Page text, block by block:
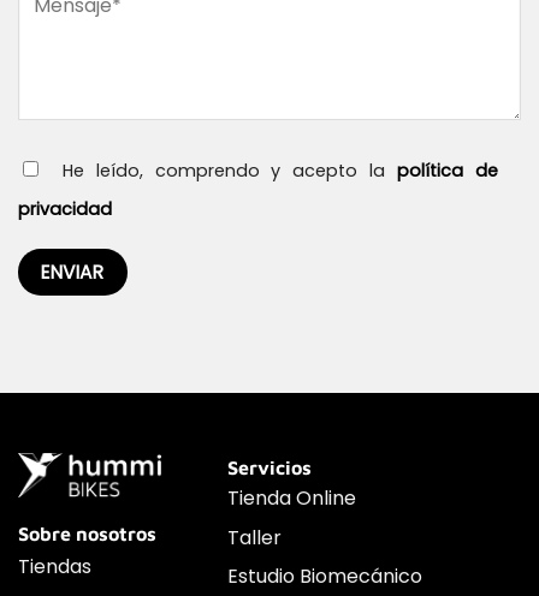
He leído, comprendo y acepto lapolítica de
privacidad
Sobre nosotros
Tiendas
Servicios
Tienda Online
Taller
Estudio Biomecánico